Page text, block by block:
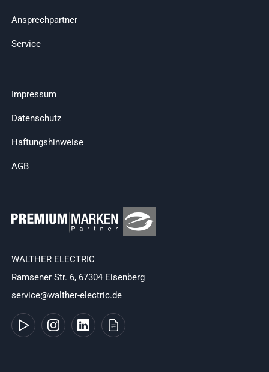
Ansprechpartner
Service
Impressum
Datenschutz
Haftungshinweise
AGB
WALTHER ELECTRIC
Ramsener Str. 6, 67304 Eisenberg
service@walther-electric.de